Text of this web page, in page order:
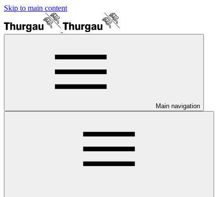
Skip to main content
Main navigation